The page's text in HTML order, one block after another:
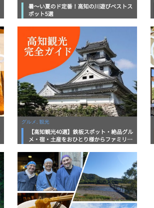
暑～い夏のド定番！高知の川遊びベストス
ポット5選
グルメ, 観光
【高知観光40選】鉄板スポット・絶品グル
メ・宿・土産をおひとり様からファミリー